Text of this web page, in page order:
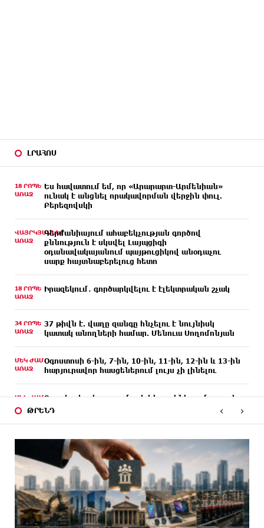
ԼՐԱՀՈՍ
18 ՐՈՊԵ
ԱՌԱՋ
Ես հավատում եմ, որ «Արարարտ-Արմենիան»
ունակ է անցնել որակավորման վերջին փուլ.
Բերեզովսկի
ՎԱՅՐԿՅԱՆՆԵՐ
ԱՌԱՋ
Գերմանիայում ահաբեկչության գործով
քննություն է սկսվել Լայպցիգի
օդանավակայանում պայթուցիկով անօդաչու
սարք հայտնաբերելուց հետո
18 ՐՈՊԵ
ԱՌԱՋ
Իրազեկում․ գործարկվելու է էլեկտրական շչակ
34 ՐՈՊԵ
ԱՌԱՋ
37 թիվն է. վաղը զանգը հնչելու է նույնիսկ
կատակ անողների համար. Մենուա Սողոմոնյան
ՄԵԿ ԺԱՄ
ԱՌԱՋ
Օգոստոսի 6-ին, 7-ին, 10-ին, 11-ին, 12-ին և 13-ին
հարյուրավոր հասցեներում լույս չի լինելու
ՄԵԿ ԺԱՄՋուր հավաքեք․ բազմաթիվ հասցեներում ջուր չի
լինելու
նոր ռեկորդներ
ԱՌԱՋ
Զովունի-Եղվարդ ճանապարհին բախվել են «Alfa
Romeo»-ն և «Opel»-ը. կա վիրավոր
2 ԺԱՄ
ԱՌԱՋ
Անունս տալուց առաջ գոնե լվացվեք․ Էդմոն
Մարուքյան
ԹՐԵՆԴ ‹ ›